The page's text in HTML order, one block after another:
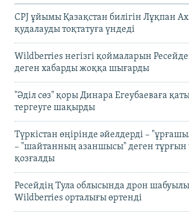
CPJ ұйымы Қазақстан билігін Лұқпан
қудалауды тоқтатуға үндеді
Wildberries негізгі қоймаларын
деген хабарды жоққа шығарды
"Әділ сөз" қоры Динара Егеубаеваға
тергеуге шақырды
Түркістан өңірінде әйелдерді –
– "шайтанның азаншысы" деген тұрғын
қозғалды
Ресейдің Тула облысында дрон
Wildberries орталығы өртенді